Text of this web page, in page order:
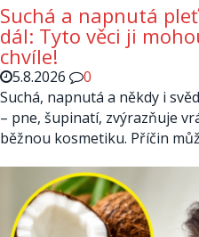
Suchá a napnutá
dál: Tyto věci ji
chvíle!
5.8.2026
0
Suchá, napnutá a někdy i
– pne, šupinatí, zvýrazňuje
běžnou kosmetiku. Příčin